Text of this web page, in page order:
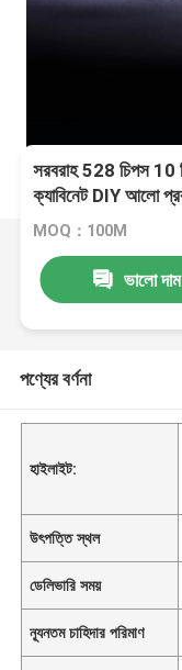
সরবরাহ 528 চিপস 10
ক্যাবিনেট DIY আলো
MOQ：100M
ভালো দাম
পণ্যের বর্ণনা
হাইলাইট:
উৎপত্তি স্থল
ডেলিভারি সময়
ন্যূনতম চাহিদার পরিমাণ